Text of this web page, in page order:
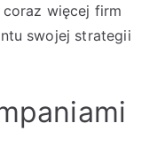
więcej firm
swojej strategii